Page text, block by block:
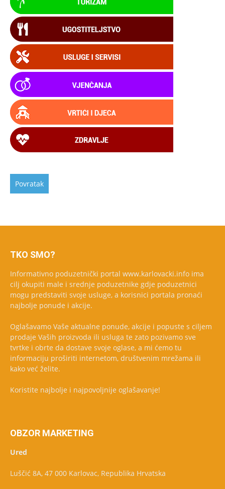
TKO SMO?
Informativno poduzetnički portal www.karlovacki.info ima
cilj okupiti male i srednje poduzetnike gdje poduzetnici
mogu predstaviti svoje usluge, a korisnici portala pronaći
najbolje ponude i akcije.
Oglašavamo Vaše aktualne ponude, akcije i popuste s ciljem
prodaje Vaših proizvoda ili usluga te zato pozivamo sve
tvrtke i obrte da dostave svoje oglase, a mi ćemo tu
informaciju proširiti internetom, društvenim mrežama ili
kako već želite.
Koristite najbolje i najpovoljnije oglašavanje!
OBZOR MARKETING
Ured
Luščić 8A, 47 000 Karlovac, Republika Hrvatska